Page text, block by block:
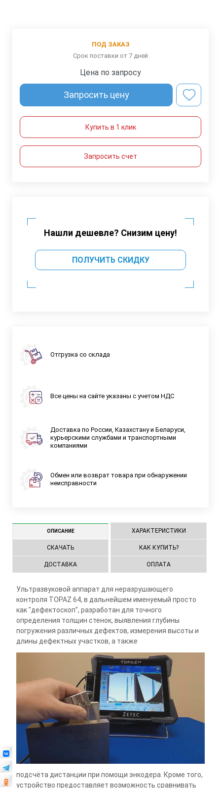
ПОД ЗАКАЗ
Срок поставки от 7 дней
Цена по запросу
Запросить цену
Купить в 1 клик
Запросить счет
Нашли дешевле? Снизим цену!
ПОЛУЧИТЬ СКИДКУ
Отгрузка со склада
Все цены на сайте указаны с учетом НДС
Доставка по России, Казахстану и Беларуси,
курьерскими службами и транспортными
компаниями
Обмен или возврат товара при обнаружении
неисправности
ОПИСАНИЕ ХАРАКТЕРИСТИКИ
СКАЧАТЬ КАК КУПИТЬ?
ДОСТАВКА ОПЛАТА
Ультразвуковой аппарат для неразрушающего
контроля TOPAZ 64, в дальнейшем именуемый просто
как "дефектоскоп", разработан для точного
определения толщин стенок, выявления глубины
погружения различных дефектов, измерения высоты и
длины дефектных участков, а также
подсчёта дистанции при помощи энкодера. Кроме того,
устройство предоставляет возможность сравнивать